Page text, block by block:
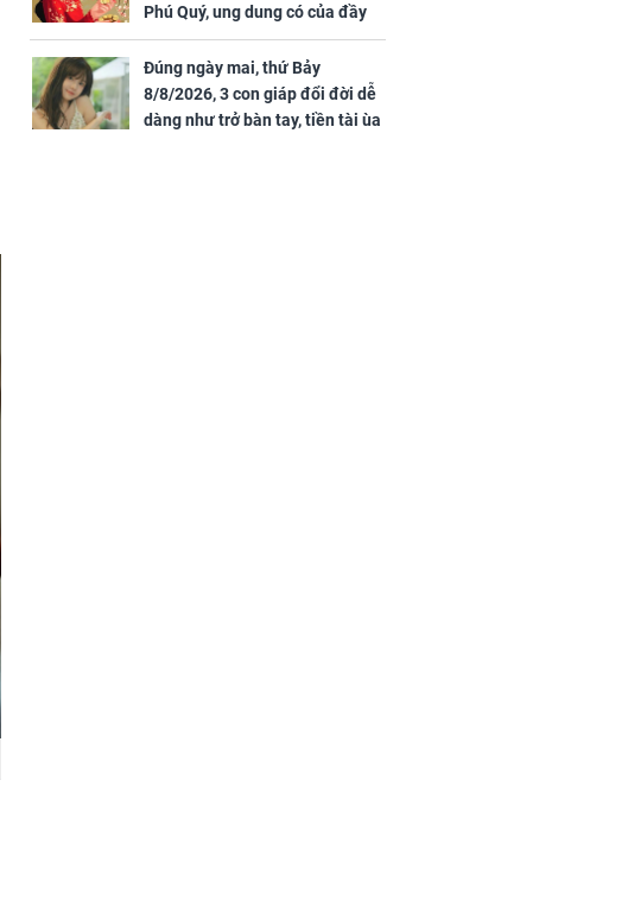
giàu sang bạt ngàn,
đổi đời Phú Quý, ung
dung có của đầy nhà,
ngày càng hưng thịnh
sung túc
Phú Quý, ung dung có của đầy
nhà, ngày càng hưng thịnh sung
túc
Đúng ngày mai, thứ Bảy
8/8/2026, 3 con giáp đổi đời dễ
dàng như trở bàn tay, tiền tài ùa